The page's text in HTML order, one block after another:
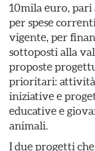
10mila euro,
per spese
vigente, per
sottoposti alla
proposte
prioritari:
iniziative e
educative e
animali.
I due progetti